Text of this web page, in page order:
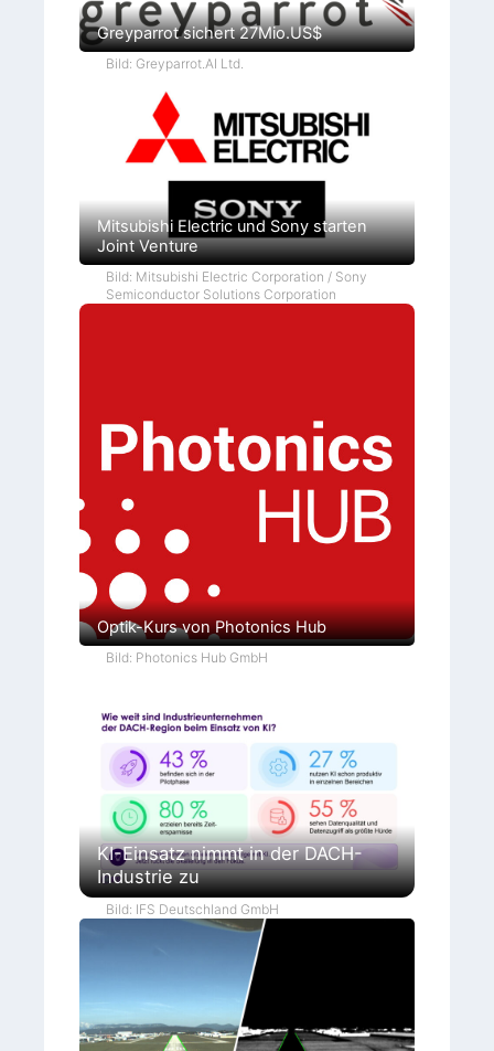
Greyparrot sichert 27Mio.US$
Bild: Greyparrot.AI Ltd.
Mitsubishi Electric und Sony starten
Joint Venture
Bild: Mitsubishi Electric Corporation / Sony
Semiconductor Solutions Corporation
Optik-Kurs von Photonics Hub
Bild: Photonics Hub GmbH
KI-Einsatz nimmt in der DACH-
Industrie zu
Bild: IFS Deutschland GmbH